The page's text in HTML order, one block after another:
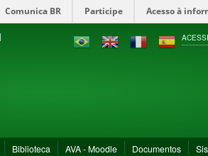
Comunica BR Participe Acesso à
Biblioteca AVA - Moodle Documentos